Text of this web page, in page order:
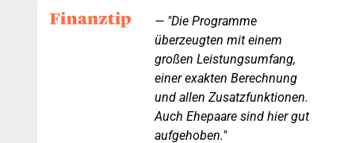
"Die Programme
überzeugten mit einem
großen Leistungsumfang,
einer exakten Berechnung
und allen Zusatzfunktionen.
Auch Ehepaare sind hier gut
aufgehoben."